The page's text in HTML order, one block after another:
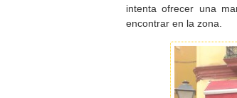
intenta ofrecer una
encontrar en la zona.